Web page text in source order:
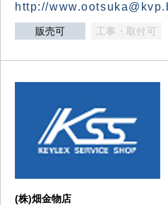
http://
販売可 工事・取付可
(株)畑金物店